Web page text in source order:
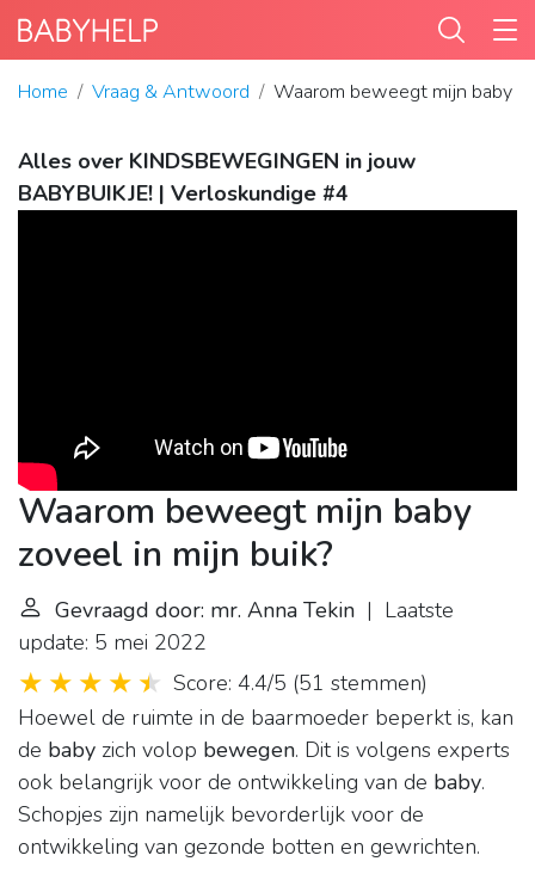
Home Vraag & Antwoord Waarom beweegt mijn baby
Alles over KINDSBEWEGINGEN in jouw
BABYBUIKJE! | Verloskundige #4
Waarom beweegt mijn baby
zoveel in mijn buik?
Gevraagd door: mr. Anna Tekin | Laatste
update: 5 mei 2022
Score: 4.4/5 (51 stemmen)
Hoewel de ruimte in de baarmoeder beperkt is, kan
de baby zich volop bewegen. Dit is volgens experts
ook belangrijk voor de ontwikkeling van de baby.
Schopjes zijn namelijk bevorderlijk voor de
ontwikkeling van gezonde botten en gewrichten.